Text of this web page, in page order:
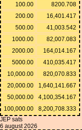
100.00
8200.708
200.00
16,401.417
500.00
41,003.542
1000.00
82,007.083
2000.00
164,014.167
5000.00
410,035.417
10,000.00
820,070.833
20,000.00
1,640,141.667
50,000.00
4,100,354.167
100,000.00
8,200,708.333
JEP sats
6 august 2026